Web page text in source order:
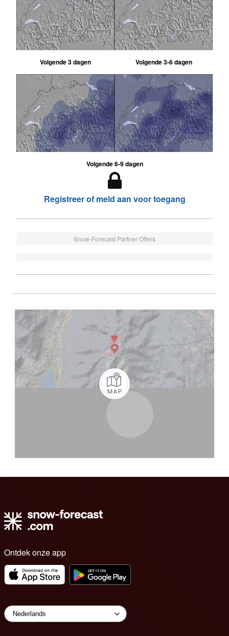
Volgende 3 dagen Volgende 3-6 dagen
Volgende 6-9 dagen
Registreer of meld aan voor toegang
Snow-Forecast Partner Offers
Ontdek onze app